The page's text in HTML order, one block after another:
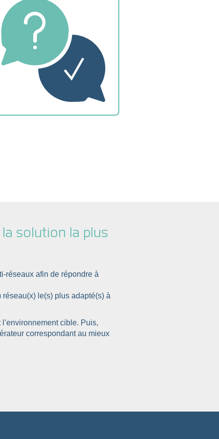
solution la plus
réseaux afin de répondre à
le(s) plus adapté(s) à
cible. Puis,
correspondant au mieux